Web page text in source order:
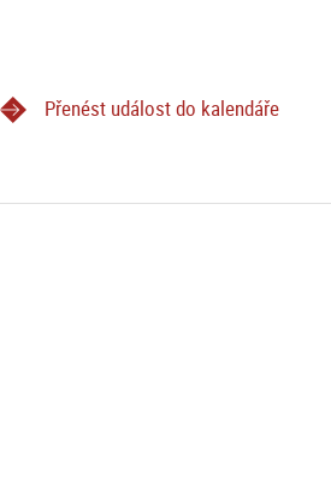
Přenést událost do kalendáře